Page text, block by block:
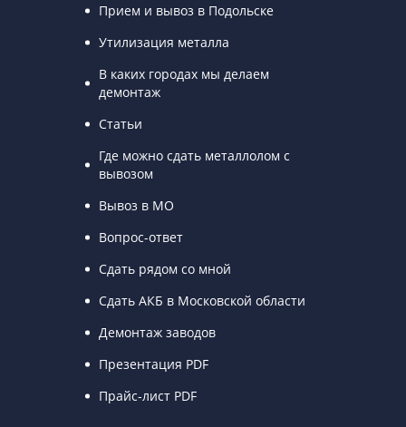
Прием и вывоз в Подольске
Утилизация металла
В каких городах мы делаем
демонтаж
Статьи
Где можно сдать металлолом с
вывозом
Вывоз в МО
Вопрос-ответ
Сдать рядом со мной
Сдать АКБ в Московской области
Демонтаж заводов
Презентация PDF
Прайс-лист PDF